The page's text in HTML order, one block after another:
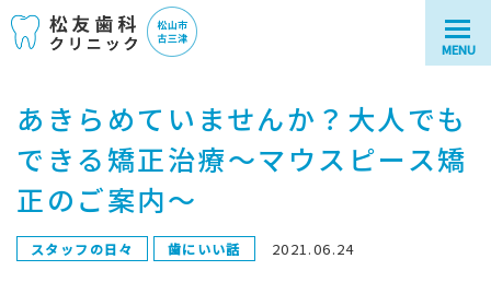
MENU
あきらめていませんか？大人でも
できる矯正治療～マウスピース矯
正のご案内～
スタッフの日々 歯にいい話 2021.06.24